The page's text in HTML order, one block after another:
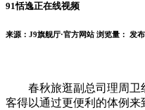
91恬逸正在线视频
来源：J9旗舰厅·官方网站 浏览量： 发
春秋旅逛副总司理周卫
客得以通过更便利的体例